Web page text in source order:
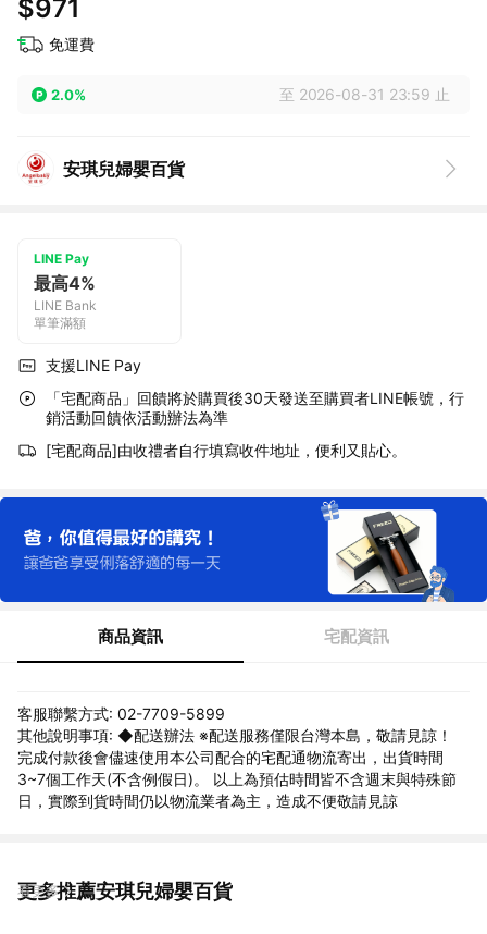
$971
免運費
2.0% 至 2026-08-31 23:59 止
安琪兒婦嬰百貨
LINE Pay
最高4%
LINE Bank
單筆滿額
支援LINE Pay
「宅配商品」回饋將於購買後30天發送至購買者LINE帳號，行
銷活動回饋依活動辦法為準
[宅配商品]由收禮者自行填寫收件地址，便利又貼心。
商品資訊 宅配資訊
客服聯繫方式: 02-7709-5899
其他說明事項: ◆配送辦法 ※配送服務僅限台灣本島，敬請見諒！
完成付款後會儘速使用本公司配合的宅配通物流寄出，出貨時間
3~7個工作天(不含例假日)。 以上為預估時間皆不含週末與特殊節
日，實際到貨時間仍以物流業者為主，造成不便敬請見諒
更多推薦安琪兒婦嬰百貨
看更多